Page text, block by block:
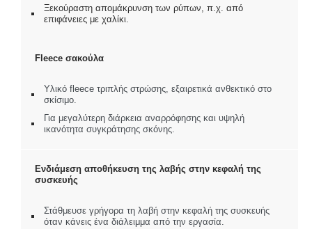
Ξεκούραστη απομάκρυνση των ρύπων, π.χ. από
επιφάνειες με χαλίκι.
Fleece σακούλα
Υλικό fleece τριπλής στρώσης, εξαιρετικά ανθεκτικό στο
σκίσιμο.
Για μεγαλύτερη διάρκεια αναρρόφησης και υψηλή
ικανότητα συγκράτησης σκόνης.
Ενδιάμεση αποθήκευση της λαβής στην κεφαλή της
συσκευής
Στάθμευσε γρήγορα τη λαβή στην κεφαλή της συσκευής
όταν κάνεις ένα διάλειμμα από την εργασία.